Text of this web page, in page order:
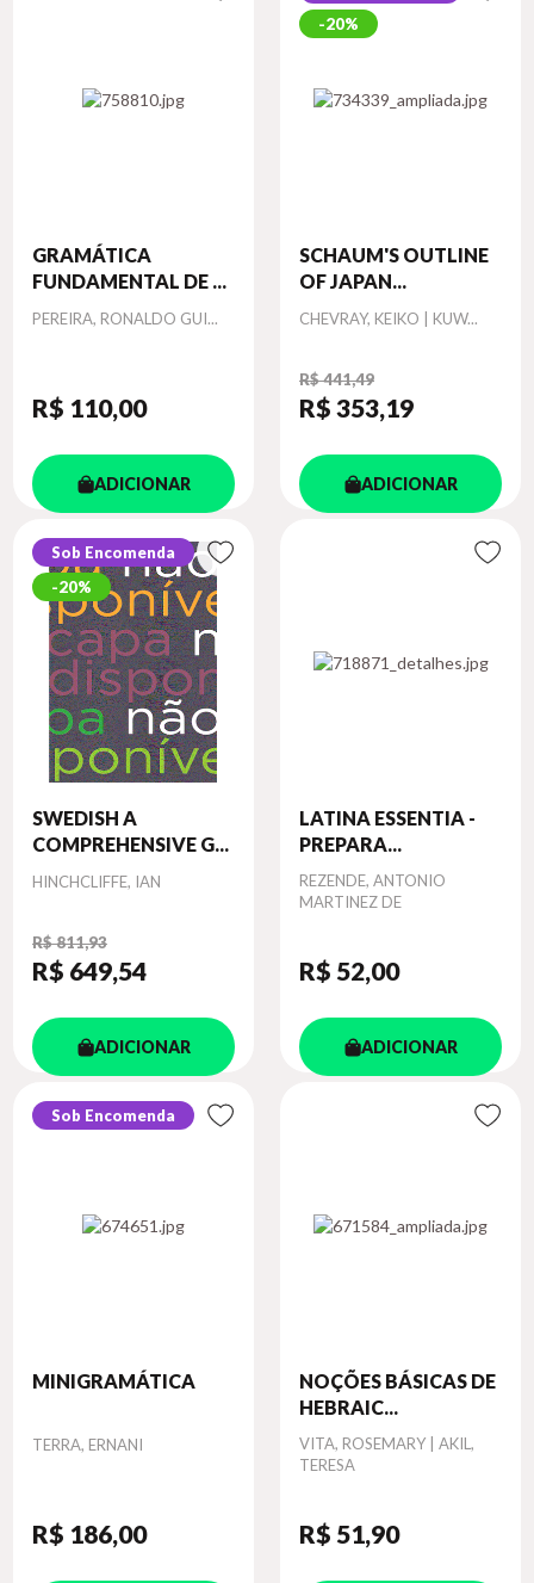
GRAMÁTICA
FUNDAMENTAL DE ...
Autor
PEREIRA, RONALDO GUI...
R$ 110,00
ADICIONAR
20%
SCHAUM'S OUTLINE
OF JAPAN...
Autor
CHEVRAY, KEIKO | KUW...
R$ 441,49
R$ 353,19
ADICIONAR
Sob Encomenda
20%
SWEDISH A
COMPREHENSIVE G...
Autor
HINCHCLIFFE, IAN
R$ 811,93
R$ 649,54
ADICIONAR
LATINA ESSENTIA -
PREPARA...
Autor
REZENDE, ANTONIO
MARTINEZ DE
R$ 52,00
ADICIONAR
Sob Encomenda
MINIGRAMÁTICA
Autor
TERRA, ERNANI
R$ 186,00
NOÇÕES BÁSICAS DE
HEBRAIC...
Autor
VITA, ROSEMARY | AKIL,
TERESA
R$ 51,90